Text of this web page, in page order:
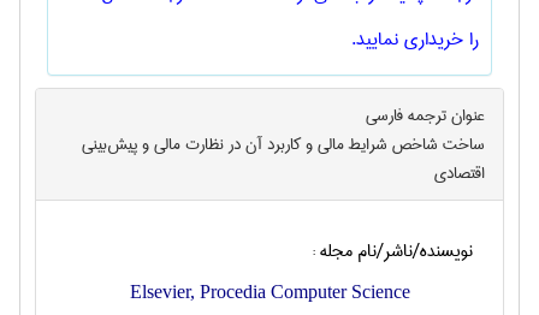
را خریداری نمایید.
عنوان ترجمه فارسی
ساخت شاخص شرایط مالی و کاربرد آن در نظارت مالی و پیش‌بینی
اقتصادی
نویسنده/ناشر/نام مجله :
Elsevier, Procedia Computer Science